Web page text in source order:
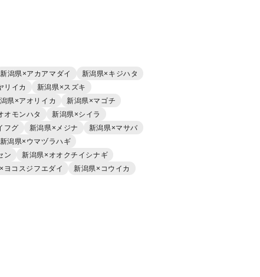
新潟県×アカアマダイ
新潟県×キジハタ
リイカ
新潟県×スズキ
県×アオリイカ
新潟県×マゴチ
オモンハタ
新潟県×シイラ
フグ 新潟県×メジナ
新潟県×マサバ
新潟県×ウマヅラハギ
ン
新潟県×オオクチイシナギ
ヨコスジフエダイ 新潟県×コウイカ